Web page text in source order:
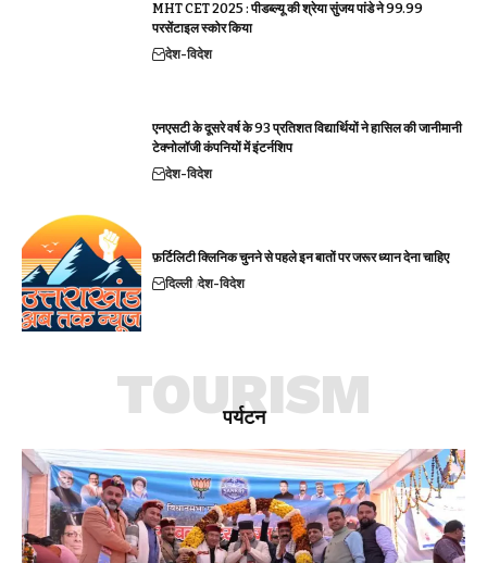
MHT CET 2025 : पीडब्ल्यू की श्रेया सुंजय पांडे ने 99.99
परसेंटाइल स्कोर किया
देश-विदेश
एनएसटी के दूसरे वर्ष के 93 प्रतिशत विद्यार्थियों ने हासिल की जानीमानी
टेक्नोलॉजी कंपनियों में इंटर्नशिप
देश-विदेश
फ़र्टिलिटी क्लिनिक चुनने से पहले इन बातों पर जरूर ध्यान देना चाहिए
दिल्ली देश-विदेश
पर्यटन
TOURISM